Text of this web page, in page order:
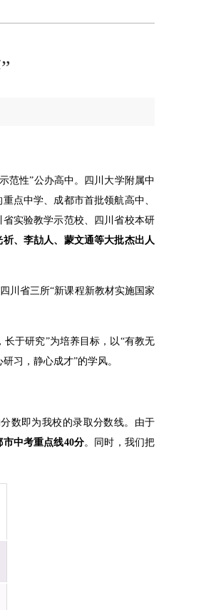
范性”公办高中。四川大学附属中
点中学、成都市首批领航高中、
实验教学示范校、四川省校本研
、李劼人、蒙文通等大批杰出人
川省三所“新课程新教材实施国家
于研究”为培养目标，以“有教无
习，静心成才”的学风。
数即为我校的录取分数线。由于
中考重点线40分。同时，我们把